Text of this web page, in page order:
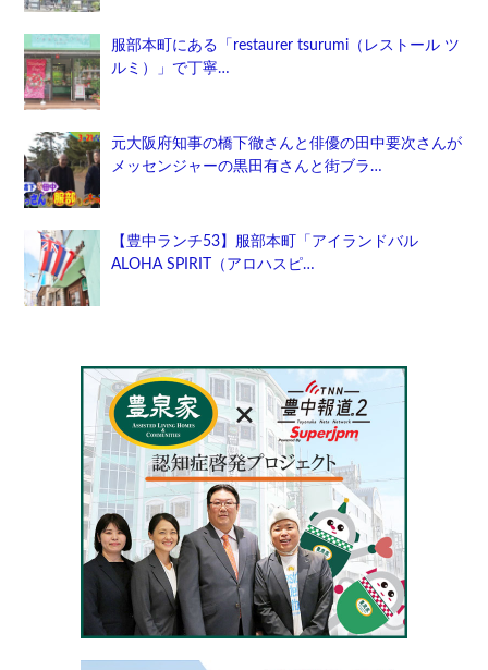
服部本町にある「restaurer tsurumi（レストール ツ
ルミ）」で丁寧…
元大阪府知事の橋下徹さんと俳優の田中要次さんが
メッセンジャーの黒田有さんと街ブラ…
【豊中ランチ53】服部本町「アイランドバル
ALOHA SPIRIT（アロハスピ…